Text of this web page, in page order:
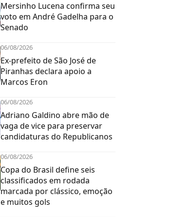
Mersinho Lucena confirma seu
voto em André Gadelha para o
Senado
06/08/2026
Ex-prefeito de São José de
Piranhas declara apoio a
Marcos Eron
06/08/2026
Adriano Galdino abre mão de
vaga de vice para preservar
candidaturas do Republicanos
06/08/2026
Copa do Brasil define seis
classificados em rodada
marcada por clássico, emoção
e muitos gols